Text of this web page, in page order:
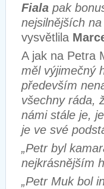
Fiala pak
nejsilnějších
vysvětlila
A jak na Petra
měl výjimečný
především
všechny ráda,
námi stále je,
je ve své
„Petr byl
nejkrásnějším
„Petr Muk bol